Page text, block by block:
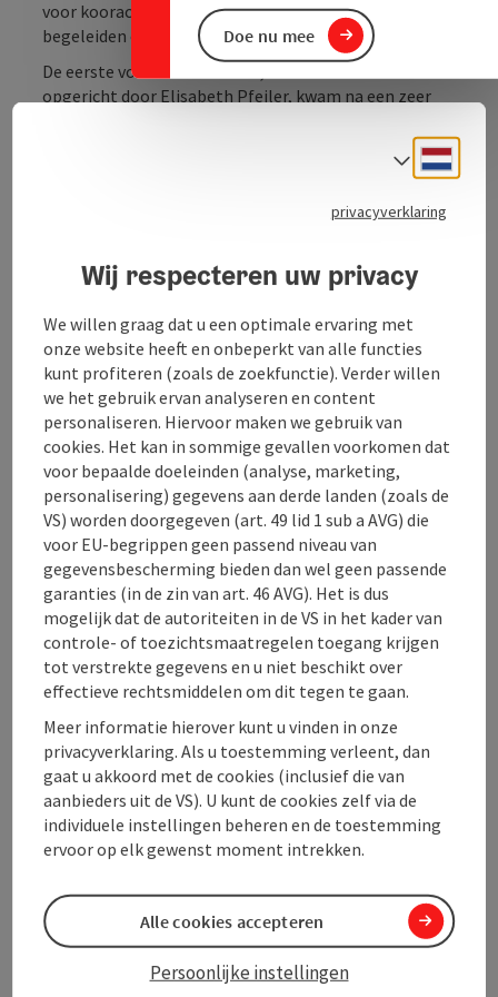
Doe nu mee
voor kooractiviteiten en een vriendelijke teamgeest
begeleiden ons bij al onze optredens en repetities.
De eerste vonk voor het koor, dat in 1989 werd
opgericht door Elisabeth Pfeiler, kwam na een zeer
talloze concerten en optredens geweest, evenals
concertreizen en koorwedstrijden in binnen- en
A capella literatuur van de Renaissance tot de
moderne tijd, of het nu sacraal of wereldlijk, serieus of
onderhoudend is - altijd met het plezier van samen
zingen. De koorwerken ...
Beschrijving volledig aangeven
Contact
Openingstijden
Ligging
Prijs
Geschiktheid
Toegankelijkheid
privacyverklaring
Wij respecteren uw privacy
We willen graag dat u een optimale ervaring met
onze website heeft en onbeperkt van alle functies
kunt profiteren (zoals de zoekfunctie). Verder willen
we het gebruik ervan analyseren en content
personaliseren. Hiervoor maken we gebruik van
cookies. Het kan in sommige gevallen voorkomen dat
voor bepaalde doeleinden (analyse, marketing,
personalisering) gegevens aan derde landen (zoals de
VS) worden doorgegeven (art. 49 lid 1 sub a AVG) die
voor EU-begrippen geen passend niveau van
gegevensbescherming bieden dan wel geen passende
garanties (in de zin van art. 46 AVG). Het is dus
mogelijk dat de autoriteiten in de VS in het kader van
controle- of toezichtsmaatregelen toegang krijgen
tot verstrekte gegevens en u niet beschikt over
effectieve rechtsmiddelen om dit tegen te gaan.
Meer informatie hierover kunt u vinden in onze
privacyverklaring. Als u toestemming verleent, dan
gaat u akkoord met de cookies (inclusief die van
aanbieders uit de VS). U kunt de cookies zelf via de
individuele instellingen beheren en de toestemming
ervoor op elk gewenst moment intrekken.
Persoonlijke instellingen
Alle cookies accepteren